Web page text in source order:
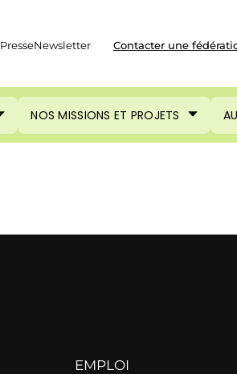
PresseNewsletter Contacter une
NOS MISSIONS ET PROJETS
EMPLOI